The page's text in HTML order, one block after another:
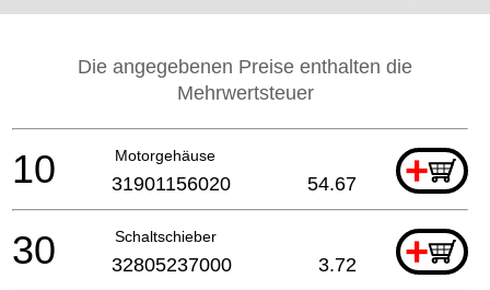
Die angegebenen Preise enthalten die
Mehrwertsteuer
Motorgehäuse +
10 31901156020 54.67
Schaltschieber +
30 32805237000 3.72